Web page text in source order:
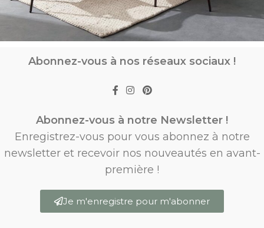
Abonnez-vous à nos réseaux sociaux !
Abonnez-vous à notre Newsletter !
Enregistrez-vous pour vous abonnez à notre
newsletter et recevoir nos nouveautés en avant-
première !
Je m'enregistre pour m'abonner